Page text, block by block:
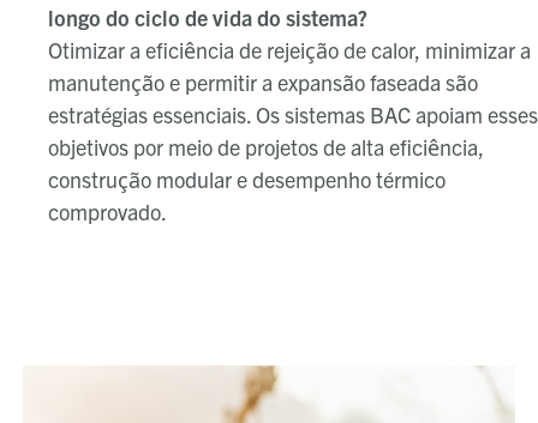
longo do ciclo de vida do sistema?
Otimizar a eficiência de rejeição de calor, minimizar a
manutenção e permitir a expansão faseada são
estratégias essenciais. Os sistemas BAC apoiam esses
objetivos por meio de projetos de alta eficiência,
construção modular e desempenho térmico
comprovado.